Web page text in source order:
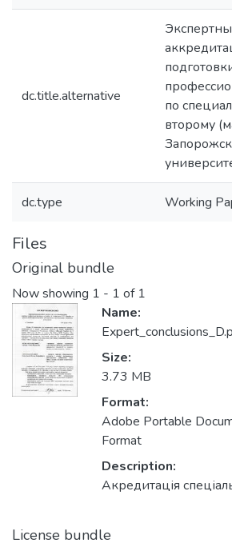
dc.title.alternative
по
второму
dc.type Working
Files
Original bundle
Now showing 1 - 1 of 1
Name:
Size:
3.73 MB
Format:
Adobe Portable
Format
Description:
Акредитація
License bundle